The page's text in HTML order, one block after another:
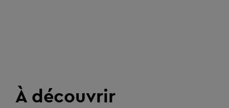
À découvrir